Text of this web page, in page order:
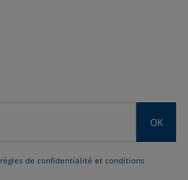
OK
règles de confidentialité et conditions